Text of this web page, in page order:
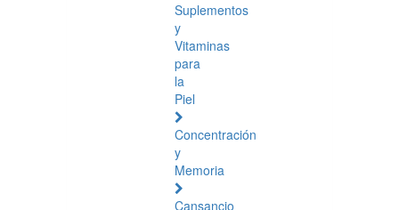
Suplementos
y
Vitaminas
para
la
Piel
Concentración
y
Memoria
Cansancio